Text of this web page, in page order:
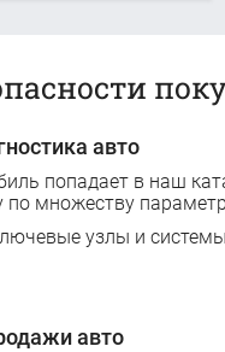
авто
попадает в наш
по множеству
узлы и
авто